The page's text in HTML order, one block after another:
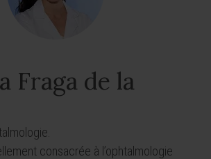
Fraga de la
consacrée à l’ophtalmologie